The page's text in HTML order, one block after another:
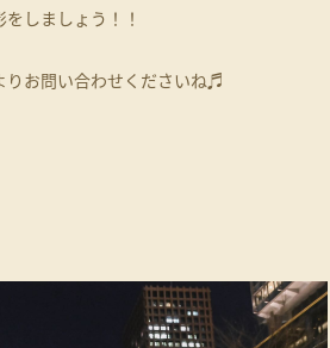
しましょう！！
りお問い合わせくださいね♬